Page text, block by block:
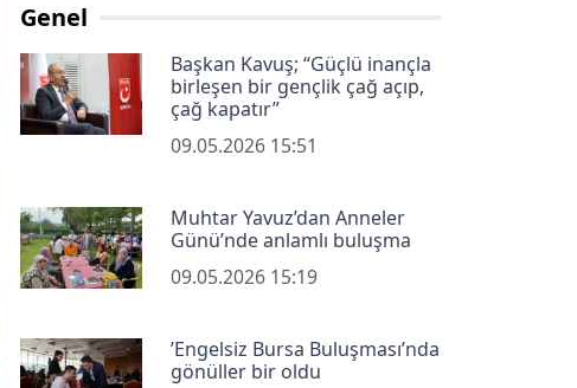
Genel
Başkan Kavuş; “Güçlü inançla
birleşen bir gençlik çağ açıp,
çağ kapatır”
09.05.2026 15:51
Muhtar Yavuz’dan Anneler
Günü’nde anlamlı buluşma
09.05.2026 15:19
’Engelsiz Bursa Buluşması’nda
gönüller bir oldu